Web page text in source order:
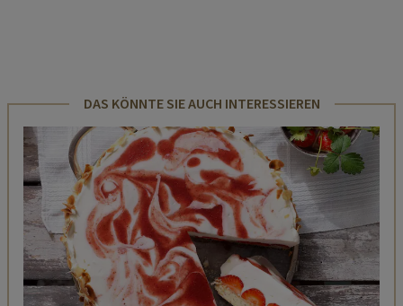
DAS KÖNNTE SIE AUCH INTERESSIEREN